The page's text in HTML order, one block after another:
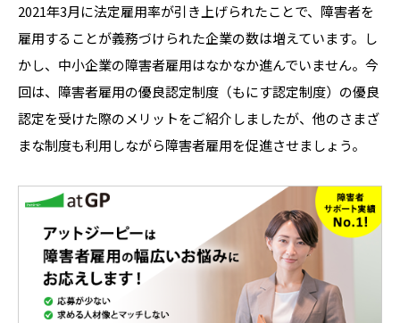
2021年3月に法定雇用率が引き上げられたことで、障害者を
雇用することが義務づけられた企業の数は増えています。し
かし、中小企業の障害者雇用はなかなか進んでいません。今
回は、障害者雇用の優良認定制度（もにす認定制度）の優良
認定を受けた際のメリットをご紹介しましたが、他のさまざ
まな制度も利用しながら障害者雇用を促進させましょう。